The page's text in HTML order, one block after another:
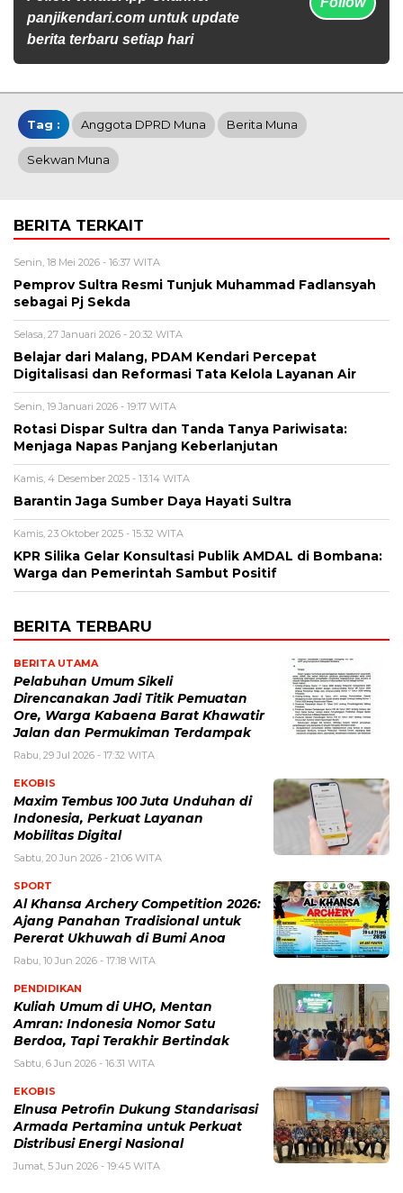
panjikendari.com untuk update
berita terbaru setiap hari
Tag : Anggota DPRD Muna Berita Muna
Sekwan Muna
BERITA TERKAIT
Senin, 18 Mei 2026 - 16:37 WITA
Pemprov Sultra Resmi Tunjuk Muhammad Fadlansyah
sebagai Pj Sekda
Selasa, 27 Januari 2026 - 20:32 WITA
Belajar dari Malang, PDAM Kendari Percepat
Digitalisasi dan Reformasi Tata Kelola Layanan Air
Senin, 19 Januari 2026 - 19:17 WITA
Rotasi Dispar Sultra dan Tanda Tanya Pariwisata:
Menjaga Napas Panjang Keberlanjutan
Kamis, 4 Desember 2025 - 13:14 WITA
Barantin Jaga Sumber Daya Hayati Sultra
Kamis, 23 Oktober 2025 - 15:32 WITA
KPR Silika Gelar Konsultasi Publik AMDAL di Bombana:
Warga dan Pemerintah Sambut Positif
BERITA TERBARU
BERITA UTAMA
Pelabuhan Umum Sikeli
Direncanakan Jadi Titik Pemuatan
Ore, Warga Kabaena Barat Khawatir
Jalan dan Permukiman Terdampak
Rabu, 29 Jul 2026 - 17:32 WITA
EKOBIS
Maxim Tembus 100 Juta Unduhan di
Indonesia, Perkuat Layanan
Mobilitas Digital
Sabtu, 20 Jun 2026 - 21:06 WITA
SPORT
Al Khansa Archery Competition 2026:
Ajang Panahan Tradisional untuk
Pererat Ukhuwah di Bumi Anoa
Rabu, 10 Jun 2026 - 17:18 WITA
PENDIDIKAN
Kuliah Umum di UHO, Mentan
Amran: Indonesia Nomor Satu
Berdoa, Tapi Terakhir Bertindak
Sabtu, 6 Jun 2026 - 16:31 WITA
EKOBIS
Elnusa Petrofin Dukung Standarisasi
Armada Pertamina untuk Perkuat
Distribusi Energi Nasional
Jumat, 5 Jun 2026 - 19:45 WITA